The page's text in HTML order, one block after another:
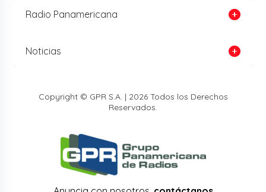
Radio Panamericana
Noticias
Copyright © GPR S.A. | 2026 Todos los Derechos
Reservados.